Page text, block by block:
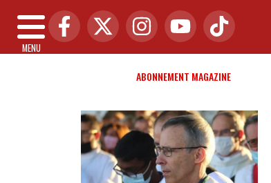
MENU
ABONNEMENT MAGAZINE